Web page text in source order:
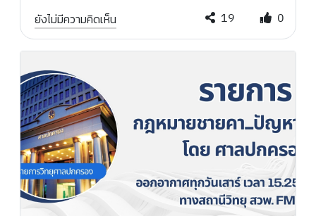
ยังไม่มีความคิดเห็น 19 0